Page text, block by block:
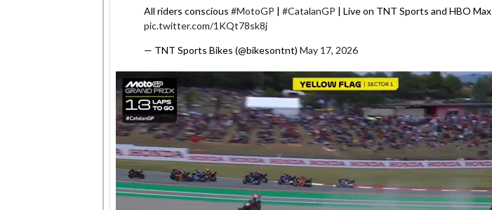
All riders conscious #MotoGP | #CatalanGP | Live on TNT Sports and HBO Max
pic.twitter.com/1KQt78sk8j
— TNT Sports Bikes (@bikesontnt) May 17, 2026